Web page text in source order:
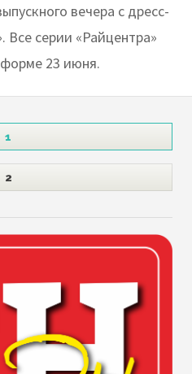
вечера с дресс-
Все серии «Райцентра»
23 июня.
1
2